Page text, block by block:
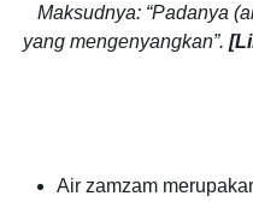
Maksudnya: “Padanya
yang mengenyangkan”.
Air zamzam